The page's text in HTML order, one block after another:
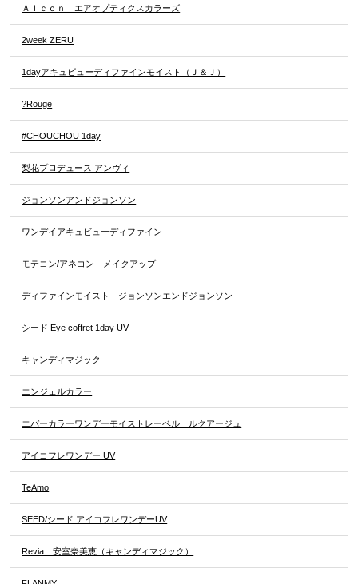
Ａｌｃｏｎ エアオプティクスカラーズ
2week ZERU
1dayアキュビューディファインモイスト（Ｊ＆Ｊ）
?Rouge
#CHOUCHOU 1day
梨花プロデュース アンヴィ
ジョンソンアンドジョンソン
ワンデイアキュビューディファイン
モテコン/アネコン メイクアップ
ディファインモイスト ジョンソンエンドジョンソン
シード Eye coffret 1day UV
キャンディマジック
エンジェルカラー
エバーカラーワンデーモイストレーベル ルクアージュ
アイコフレワンデー UV
TeAmo
SEED/シード アイコフレワンデーUV
Revia 安室奈美恵（キャンディマジック）